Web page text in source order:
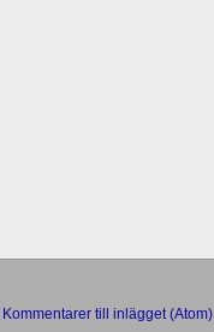
Kommentarer till inlägget (Atom)